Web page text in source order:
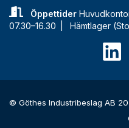
Öppettider
07.30–16.30 | Hämtlager
© Göthes Industribeslag AB